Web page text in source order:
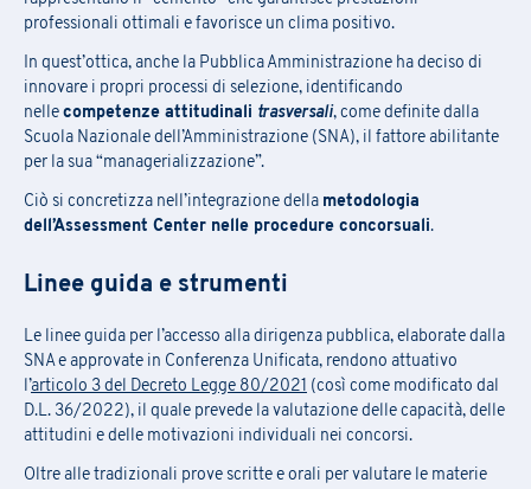
professionali ottimali e favorisce un clima positivo.
In quest’ottica, anche la Pubblica Amministrazione ha deciso di
innovare i propri processi di selezione, identificando
nelle competenze attitudinali trasversali, come definite dalla
Scuola Nazionale dell’Amministrazione (SNA), il fattore abilitante
per la sua “managerializzazione”.
Ciò si concretizza nell’integrazione della metodologia
dell’Assessment Center nelle procedure concorsuali.
Linee guida e strumenti
Le linee guida per l’accesso alla dirigenza pubblica, elaborate dalla
SNA e approvate in Conferenza Unificata, rendono attuativo
l’articolo 3 del Decreto Legge 80/2021 (così come modificato dal
D.L. 36/2022), il quale prevede la valutazione delle capacità, delle
attitudini e delle motivazioni individuali nei concorsi.
Oltre alle tradizionali prove scritte e orali per valutare le materie